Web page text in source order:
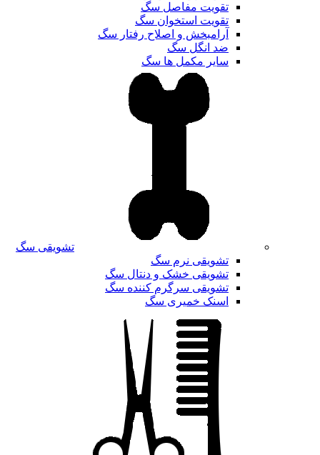
تقویت مفاصل سگ
تقویت استخوان سگ
آرامبخش و اصلاح رفتار سگ
ضد انگل سگ
سایر مکمل ها سگ
تشویقی سگ
تشویقی نرم سگ
تشویقی خشک و دنتال سگ
تشویقی سرگرم کننده سگ
اسنک خمیری سگ